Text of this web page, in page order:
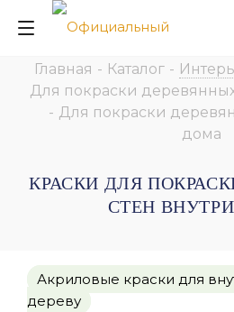
Главная - Каталог -
Для покраски
- Для покраски
дома
КРАСКИ ДЛЯ
СТЕН
Акриловые краски для
дереву